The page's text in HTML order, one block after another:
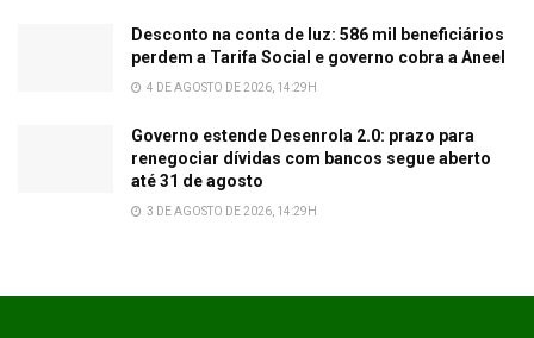
Desconto na conta de luz: 586 mil beneficiários
perdem a Tarifa Social e governo cobra a Aneel
4 DE AGOSTO DE 2026, 14:29H
Governo estende Desenrola 2.0: prazo para
renegociar dívidas com bancos segue aberto
até 31 de agosto
3 DE AGOSTO DE 2026, 14:29H